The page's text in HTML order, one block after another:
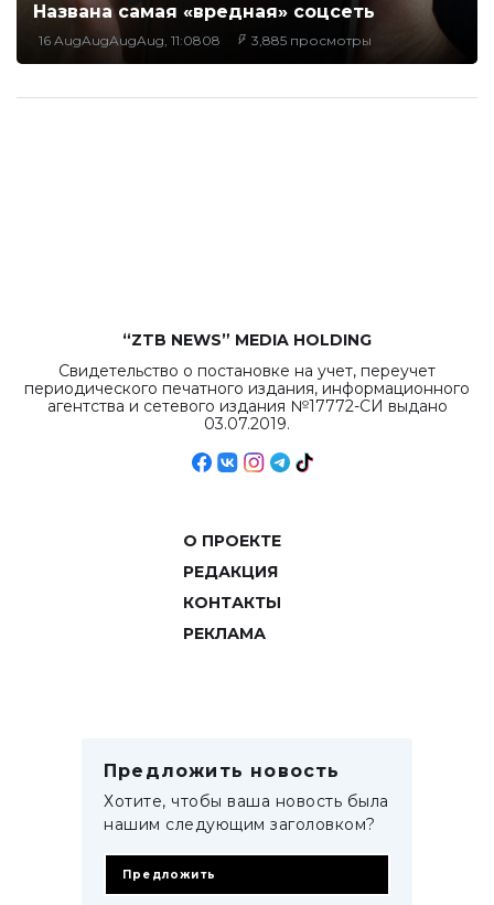
Названа самая «вредная» соцсеть
16 AugAugAugAug, 11:0808 3,885 просмотры
“ZTB NEWS” MEDIA HOLDING
Свидетельство о постановке на учет, переучет
периодического печатного издания, информационного
агентства и сетевого издания №17772-СИ выдано
03.07.2019.
О ПРОЕКТЕ
РЕДАКЦИЯ
КОНТАКТЫ
РЕКЛАМА
Предложить новость
Хотите, чтобы ваша новость была
нашим следующим заголовком?
Предложить